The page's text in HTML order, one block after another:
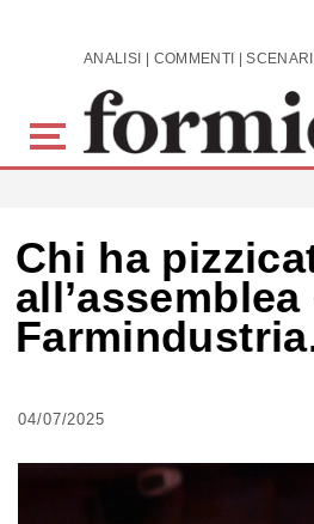
Skip to main content
Chi ha
all’assemblea
04/07/2025